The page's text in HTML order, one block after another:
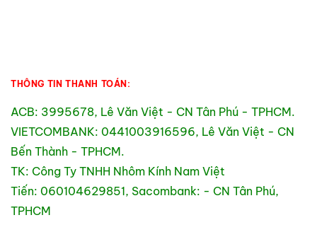
THÔNG TIN THANH TOÁN:
ACB: 3995678, Lê Văn Việt - CN Tân Phú - TPHCM.
VIETCOMBANK: 0441003916596, Lê Văn Việt - CN
Bến Thành - TPHCM.
TK: Công Ty TNHH Nhôm Kính Nam Việt
Tiến: 060104629851, Sacombank: - CN Tân Phú,
TPHCM